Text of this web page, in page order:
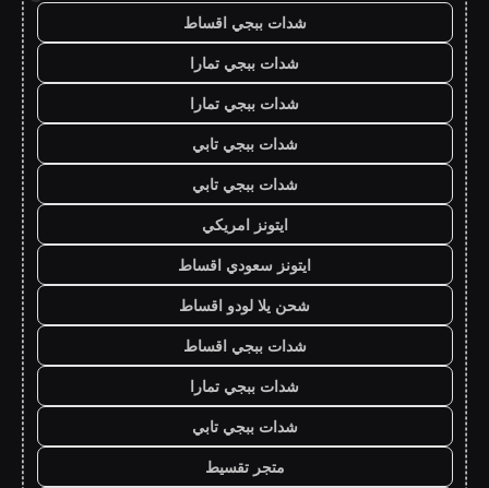
شدات ببجي اقساط
شدات ببجي تمارا
شدات ببجي تمارا
شدات ببجي تابي
شدات ببجي تابي
ايتونز امريكي
ايتونز سعودي اقساط
شحن يلا لودو اقساط
شدات ببجي اقساط
شدات ببجي تمارا
شدات ببجي تابي
متجر تقسيط